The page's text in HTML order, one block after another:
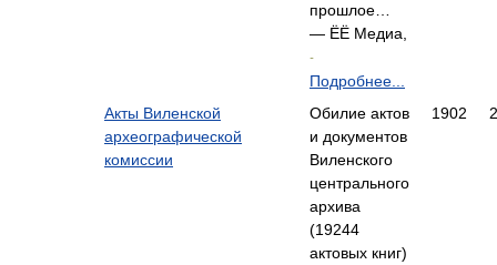
прошлое…
— ЁЁ Медиа,
-
Подробнее...
Акты Виленской
археографической
комиссии
Обилие актов
и документов
Виленского
центрального
архива
(19244
актовых книг)
1902